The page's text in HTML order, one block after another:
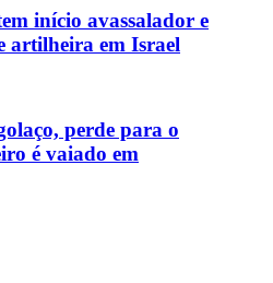
início avassalador e
artilheira em Israel
perde para o
é vaiado em